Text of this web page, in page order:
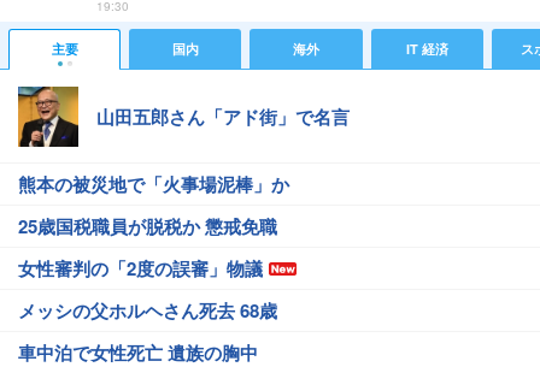
19:30
主要 国内 海外 IT 経済 ス
山田五郎さん「アド街」で名言
熊本の被災地で「火事場泥棒」か
25歳国税職員が脱税か 懲戒免職
女性審判の「2度の誤審」物議
メッシの父ホルヘさん死去 68歳
車中泊で女性死亡 遺族の胸中